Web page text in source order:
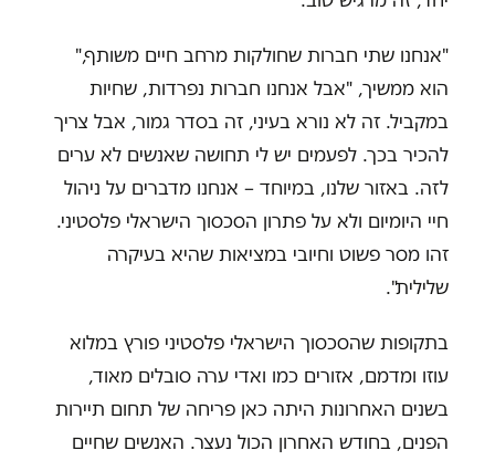
"אנחנו שתי חברות שחולקות מרחב חיים משותף,"
הוא ממשיך, "אבל אנחנו חברות נפרדות, שחיות
במקביל. זה לא נורא בעיני, זה בסדר גמור, אבל צריך
להכיר בכך. לפעמים יש לי תחושה שאנשים לא ערים
לזה. באזור שלנו, במיוחד – אנחנו מדברים על ניהול
חיי היומיום ולא על פתרון הסכסוך הישראלי פלסטיני.
זהו מסר פשוט וחיובי במציאות שהיא בעיקרה
שלילית".
בתקופות שהסכסוך הישראלי פלסטיני פורץ במלוא
עוזו ומדמם, אזורים כמו ואדי ערה סובלים מאוד,
בשנים האחרונות היתה כאן פריחה של תחום תיירות
הפנים, בחודש האחרון הכול נעצר. האנשים שחיים